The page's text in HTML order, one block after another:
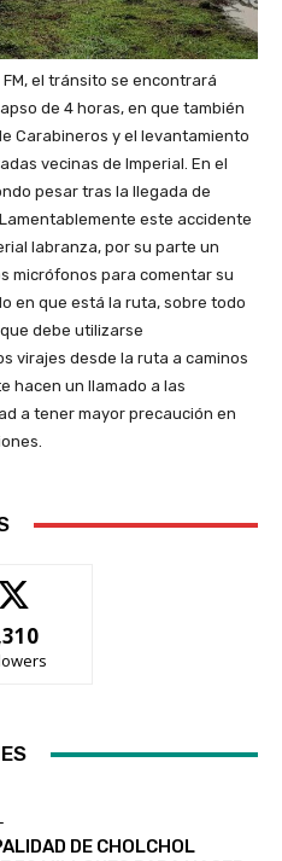
el tránsito se encontrará
de 4 horas, en que también
Carabineros y el levantamiento
vecinas de Imperial. En el
pesar tras la llegada de
este accidente
labranza, por su parte un
micrófonos para comentar su
en que está la ruta, sobre todo
debe utilizarse
virajes desde la ruta a caminos
hacen un llamado a las
a tener mayor precaución en
DE CHOLCHOL